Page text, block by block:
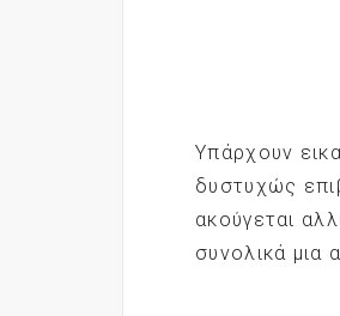
Υπάρχουν
δυστυχώς
ακούγεται
συνολικά μια